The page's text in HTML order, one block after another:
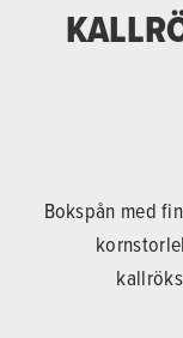
Bokspån med